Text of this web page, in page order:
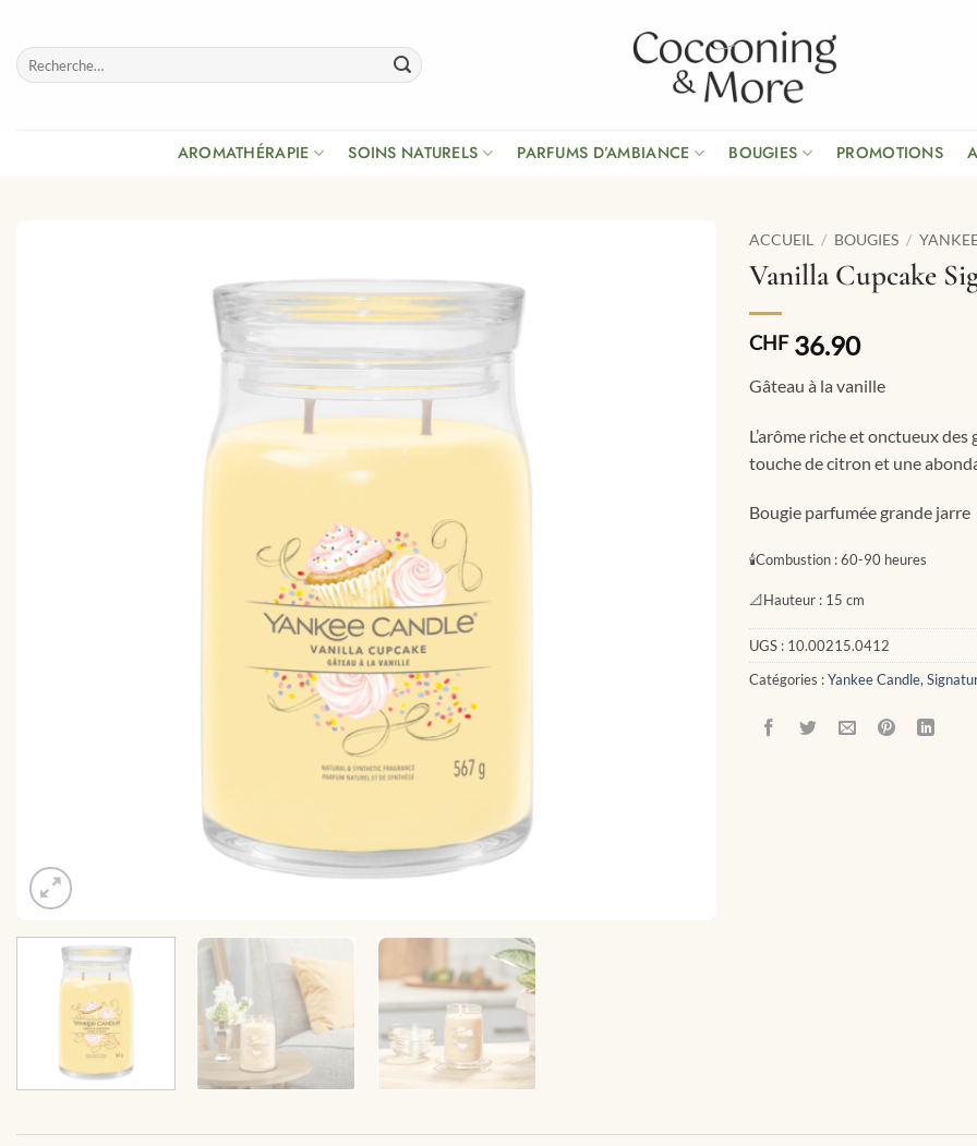
contenu
Recherche
pour :
AROMATHÉRAPIE SOINS NATURELS PARFUMS D’AMBIANCE BOUGIES PROMOTIONS
ACCUEIL / BOUGIES /
Vanilla Cupcake
CHF36.90
Gâteau à la vanille
L’arôme riche et onctueux
touche de citron et une
Bougie parfumée grande jarre
🕯Combustion :60-90 heures
📐Hauteur : 15 cm
UGS : 10.00215.0412
Catégories :Yankee Candle,